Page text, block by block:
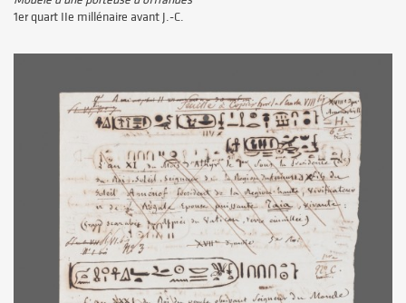
1er quart IIe millénaire avant J.-C.